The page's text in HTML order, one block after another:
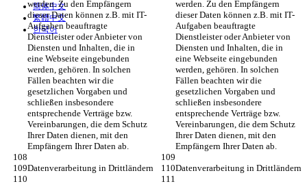
werden. Zu den Empfängern
dieser Daten können z.B. mit IT-
Aufgaben beauftragte
Dienstleister oder Anbieter von
Diensten und Inhalten, die in
eine Webseite eingebunden
werden, gehören. In solchen
Fällen beachten wir die
gesetzlichen Vorgaben und
schließen insbesondere
entsprechende Verträge bzw.
Vereinbarungen, die dem Schutz
Ihrer Daten dienen, mit den
Empfängern Ihrer Daten ab.
werden. Zu den Empfängern
dieser Daten können z.B. mit IT-
Aufgaben beauftragte
Dienstleister oder Anbieter von
Diensten und Inhalten, die in
eine Webseite eingebunden
werden, gehören. In solchen
Fällen beachten wir die
gesetzlichen Vorgaben und
schließen insbesondere
entsprechende Verträge bzw.
Vereinbarungen, die dem Schutz
Ihrer Daten dienen, mit den
Empfängern Ihrer Daten ab.
Datenverarbeitung in Drittländern Datenverarbeitung in Drittländern
简体中文
繁體中文
한국어